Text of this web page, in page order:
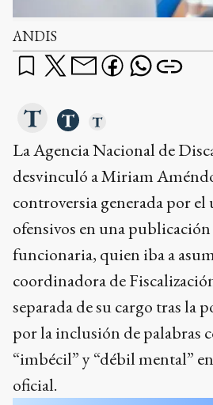
ANDIS
La Agencia Nacional de
desvinculó a Miriam
controversia generada por el
ofensivos en una
funcionaria, quien iba a
coordinadora de
separada de su cargo tras la
por la inclusión de palabras
“imbécil” y “débil mental”
oficial.